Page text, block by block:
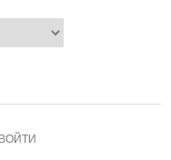
ВОЙТИ